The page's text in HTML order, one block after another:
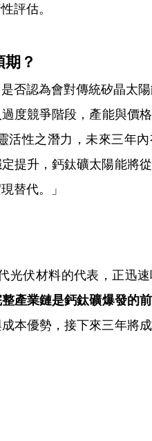
評估。
？
否認為會對傳統矽晶太陽
過度競爭階段，產能與價
活性之潛力，未來三年
提升，鈣鈦礦太陽能將
替代。」
伏材料的代表，正迅速
產業鏈是鈣鈦礦爆發的
本優勢，接下來三年將